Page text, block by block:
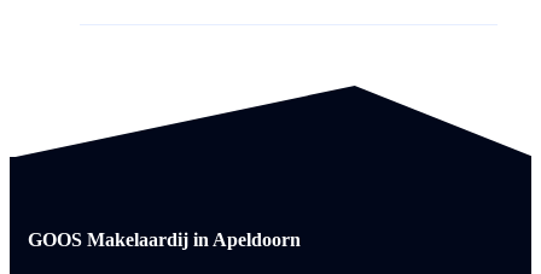
GOOS Makelaardij in Apeldoorn